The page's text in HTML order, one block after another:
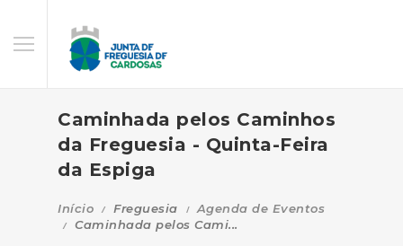
Caminhada pelos Caminhos
da Freguesia - Quinta-Feira
da Espiga
Início Freguesia
Agenda de Eventos
Caminhada pelos Cami...